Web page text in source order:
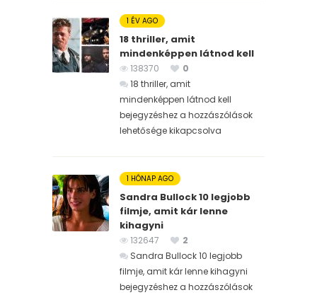
1 ÉV AGO
18 thriller, amit
mindenképpen látnod kell
138370
0
18 thriller, amit
mindenképpen látnod kell
bejegyzéshez a hozzászólások
lehetősége kikapcsolva
1 HÓNAP AGO
Sandra Bullock 10 legjobb
filmje, amit kár lenne
kihagyni
132647
2
Sandra Bullock 10 legjobb
filmje, amit kár lenne kihagyni
bejegyzéshez a hozzászólások